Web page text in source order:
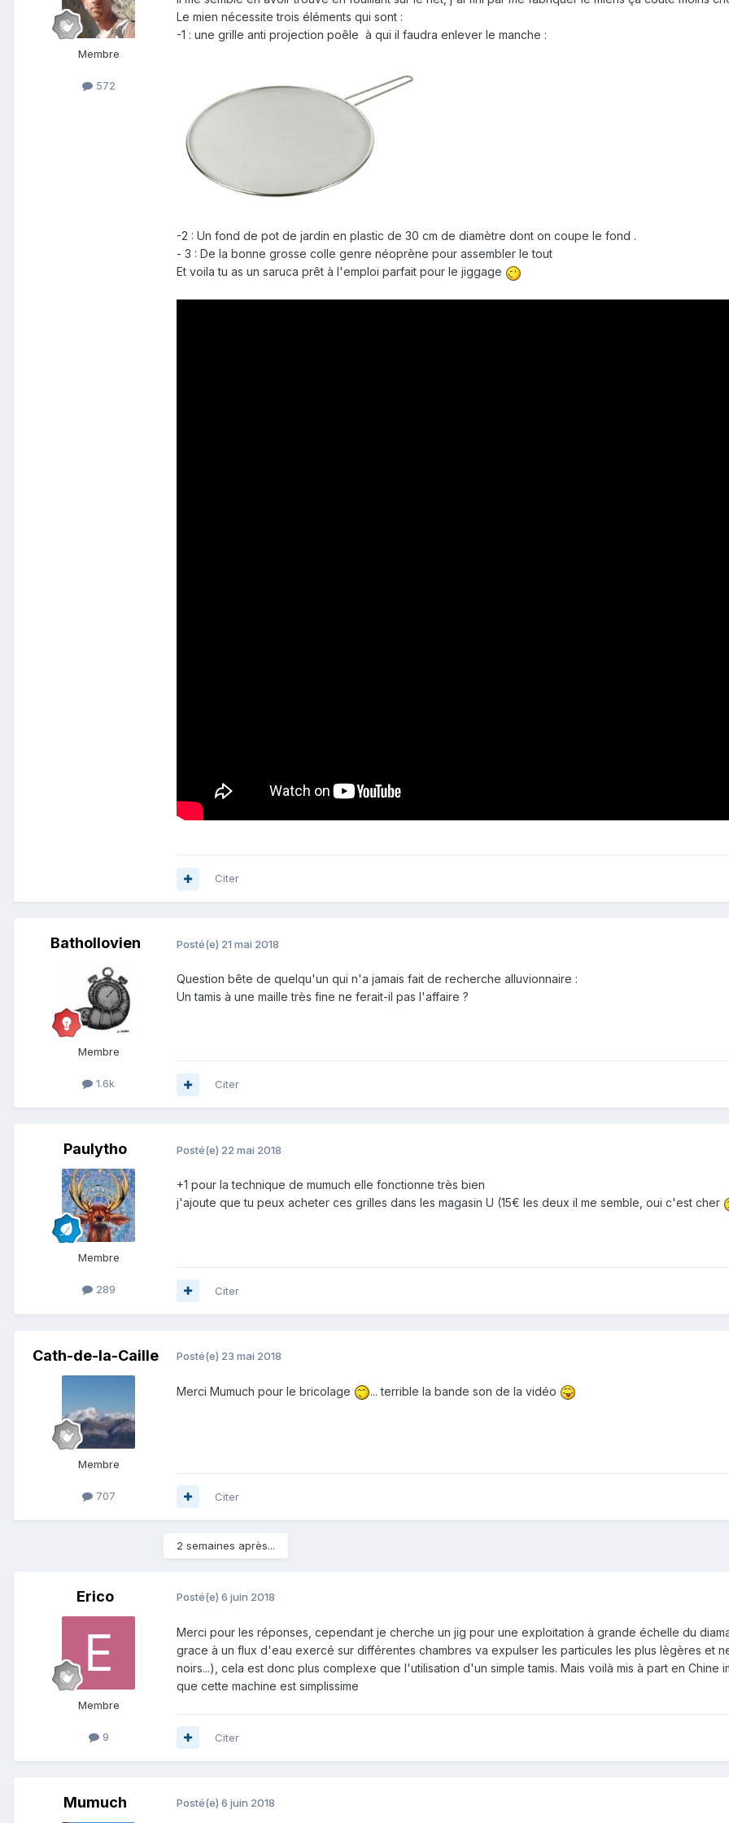
Membre
572
Le mien nécessite trois éléments qui sont :
-1 : une grille anti projection poêle à qui il faudra enlever le manche :
-2 : Un fond de pot de jardin en plastic de 30 cm de diamètre dont on coupe le fond .
- 3 : De la bonne grosse colle genre néoprène pour assembler le tout
Et voila tu as un saruca prêt à l'emploi parfait pour le jiggage
Citer
Bathollovien
Membre
1.6k
Posté(e) 21 mai 2018
Question bête de quelqu'un qui n'a jamais fait de recherche alluvionnaire :
Un tamis à une maille très fine ne ferait-il pas l'affaire ?
Citer
Paulytho
Membre
289
Posté(e) 22 mai 2018
+1 pour la technique de mumuch elle fonctionne très bien
j'ajoute que tu peux acheter ces grilles dans les magasin U (15€ les deux il me semble, oui c'est cher
Citer
Cath-de-la-Caille
Membre
707
Posté(e) 23 mai 2018
Merci Mumuch pour le bricolage ... terrible la bande son de la vidéo
Citer
2 semaines après...
Erico
Membre
9
Posté(e) 6 juin 2018
Merci pour les réponses, cependant je cherche un jig pour une exploitation à grande échelle du
grace à un flux d'eau exercé sur différentes chambres va expulser les particules les plus lègères et
noirs...), cela est donc plus complexe que l'utilisation d'un simple tamis. Mais voilà mis à part en
que cette machine est simplissime
Citer
Mumuch Posté(e) 6 juin 2018